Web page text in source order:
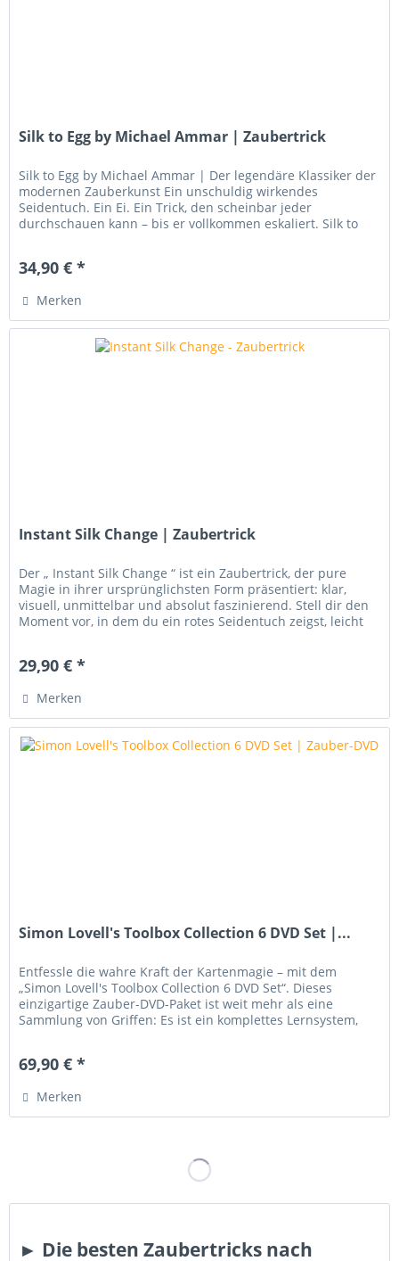
Silk to Egg by Michael Ammar | Zaubertrick
Silk to Egg by Michael Ammar | Der legendäre Klassiker der
modernen Zauberkunst Ein unschuldig wirkendes
Seidentuch. Ein Ei. Ein Trick, den scheinbar jeder
durchschauen kann – bis er vollkommen eskaliert. Silk to
34,90 € *
Merken
Instant Silk Change | Zaubertrick
Der „ Instant Silk Change “ ist ein Zaubertrick, der pure
Magie in ihrer ursprünglichsten Form präsentiert: klar,
visuell, unmittelbar und absolut faszinierend. Stell dir den
Moment vor, in dem du ein rotes Seidentuch zeigst, leicht
29,90 € *
Merken
Simon Lovell's Toolbox Collection 6 DVD Set |...
Entfessle die wahre Kraft der Kartenmagie – mit dem
„Simon Lovell's Toolbox Collection 6 DVD Set“. Dieses
einzigartige Zauber-DVD-Paket ist weit mehr als eine
Sammlung von Griffen: Es ist ein komplettes Lernsystem,
69,90 € *
Merken
► Die besten Zaubertricks nach